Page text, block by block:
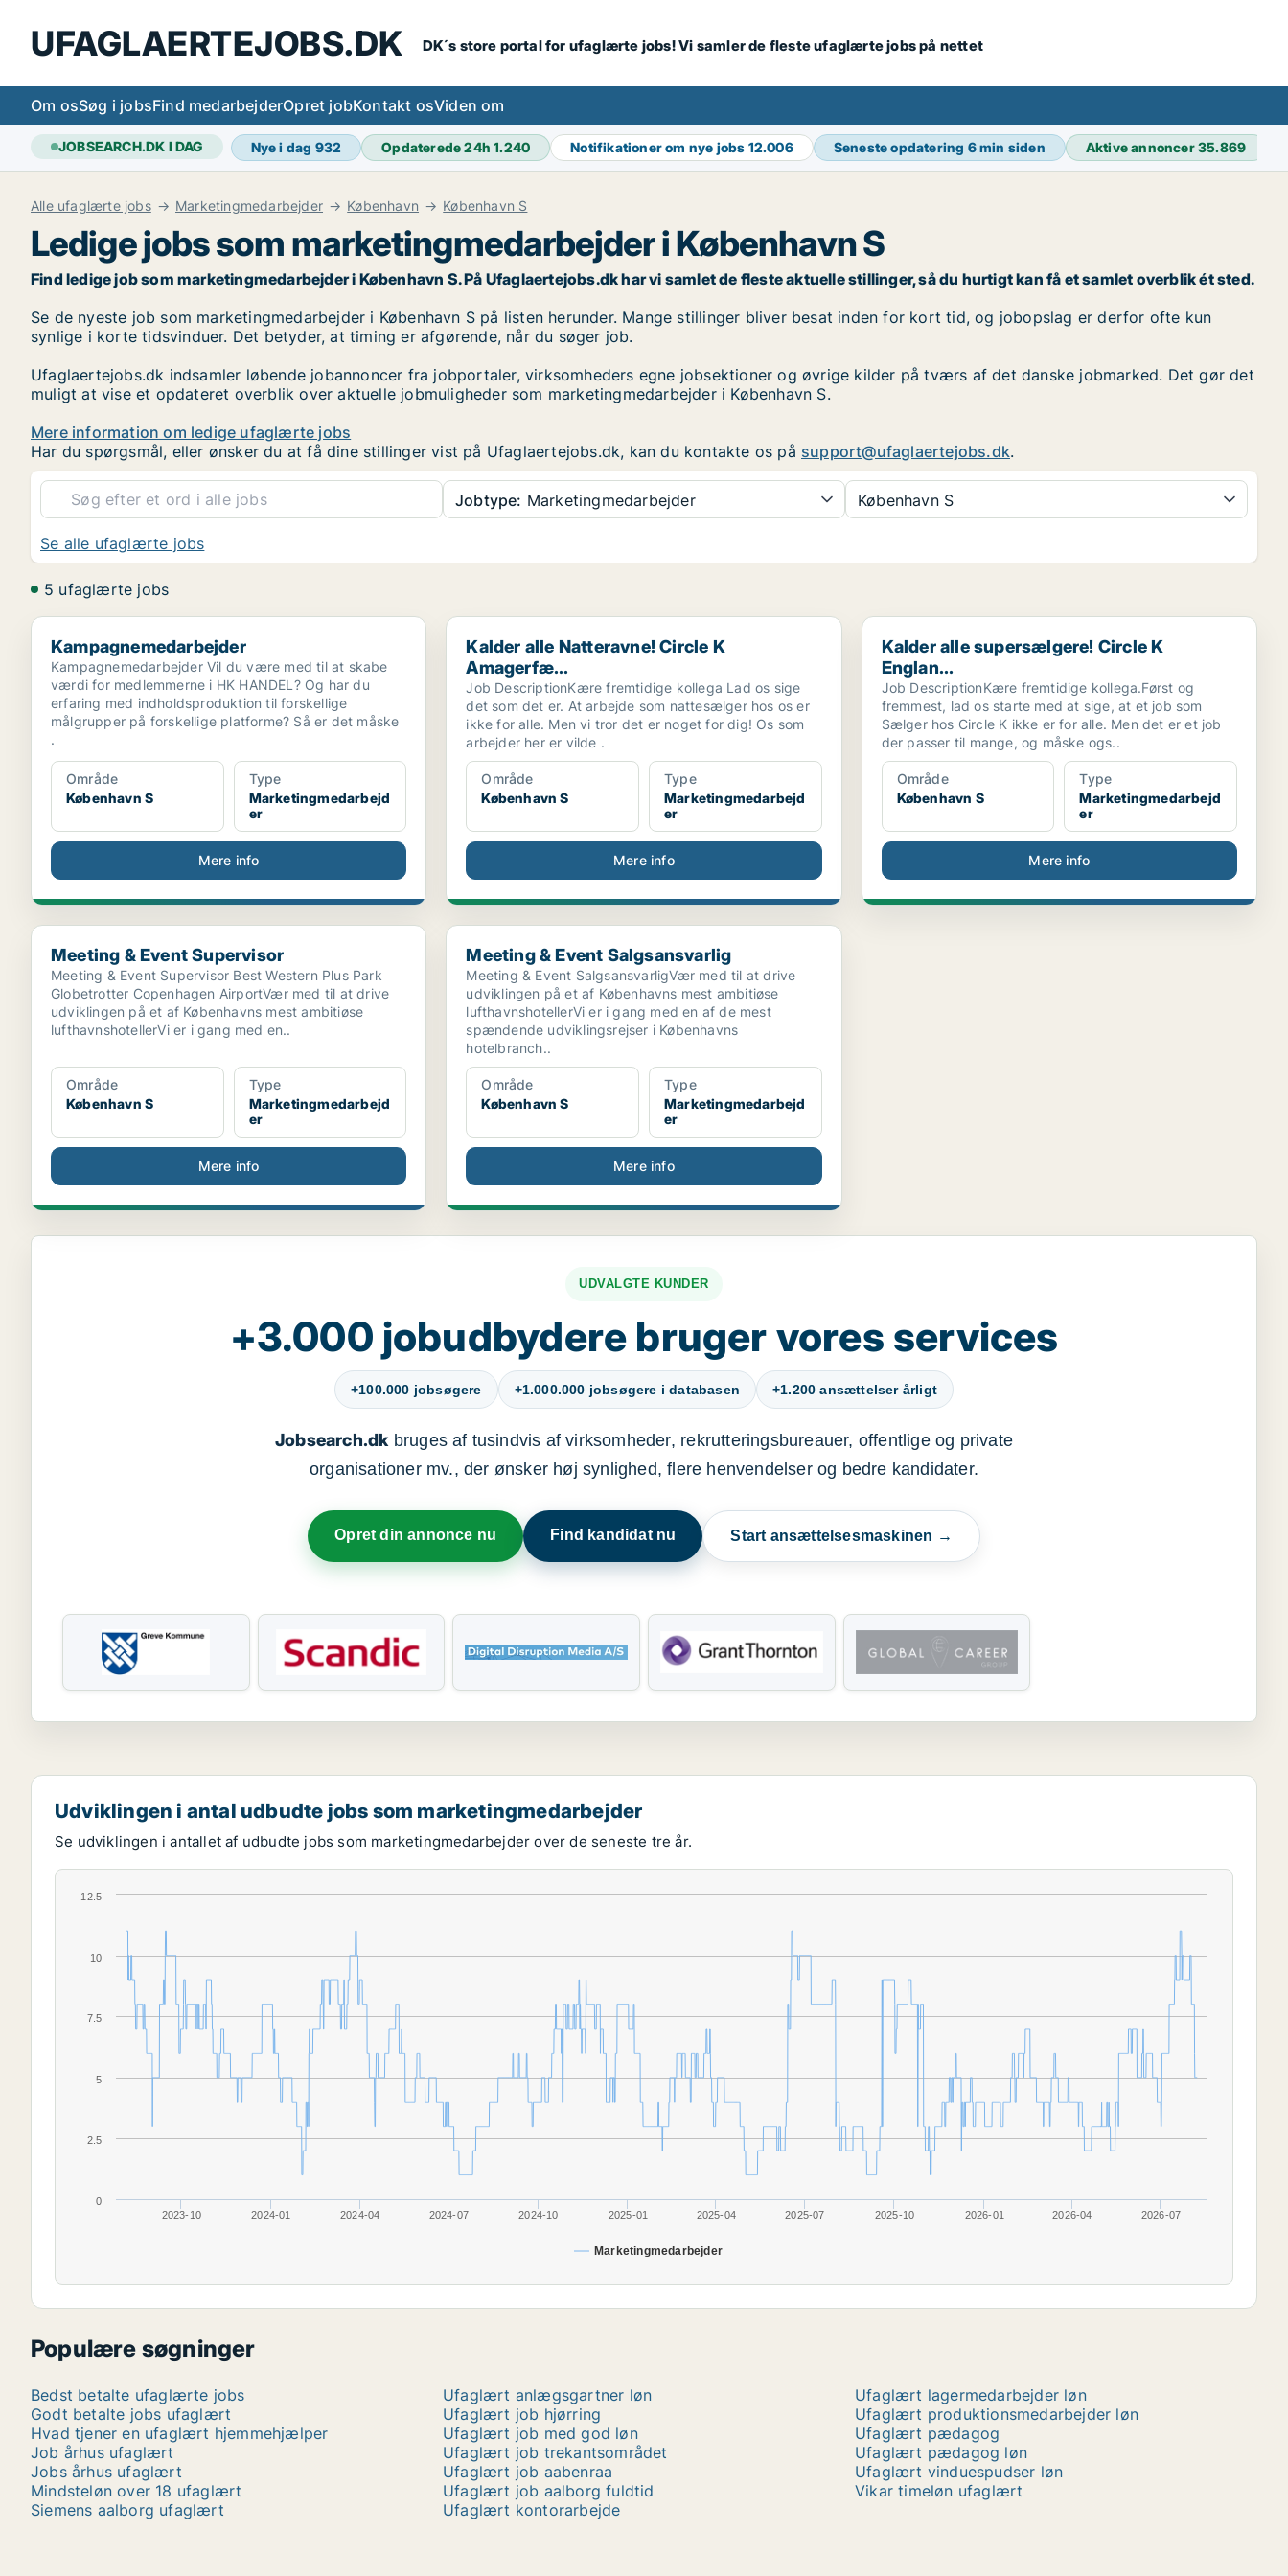
UFAGLAERTEJOBS.DK DK´s store portal for ufaglærte jobs! Vi samler de fleste ufaglærte jobs på nettet
Om osSøg i jobsFind medarbejderOpret jobKontakt osViden om
JOBSEARCH.DK I DAG Nye i dag 932 Opdaterede 24h1.240 Notifikationer om nye jobs 12.006 Seneste opdatering 6 min siden Aktive annoncer35.869
Alle ufaglærte jobs Marketingmedarbejder København København S
Ledige jobs som marketingmedarbejder i København S
Find ledige job som marketingmedarbejder i København S. På Ufaglaertejobs.dk har vi samlet de fleste aktuelle stillinger, så du hurtigt kan få et samlet overblik ét sted.
Se de nyeste job som marketingmedarbejder i København S på listen herunder. Mange stillinger bliver besat inden for kort tid, og jobopslag er derfor ofte kun
synlige i korte tidsvinduer. Det betyder, at timing er afgørende, når du søger job.
Ufaglaertejobs.dk indsamler løbende jobannoncer fra jobportaler, virksomheders egne jobsektioner og øvrige kilder på tværs af det danske jobmarked. Det gør det
muligt at vise et opdateret overblik over aktuelle jobmuligheder som marketingmedarbejder i København S.
Mere information om ledige ufaglærte jobs
Har du spørgsmål, eller ønsker du at få dine stillinger vist på Ufaglaertejobs.dk, kan du kontakte os på support@ufaglaertejobs.dk.
Jobtype: Marketingmedarbejder København S
Se alle ufaglærte jobs
5 ufaglærte jobs
Kampagnemedarbejder
Kampagnemedarbejder
Kampagnemedarbejder Vil du være med til at skabe
værdi for medlemmerne i HK HANDEL? Og har du
erfaring med indholdsproduktion til forskellige
målgrupper på forskellige platforme? Så er det måske
.
Område
København S
Type
Marketingmedarbejd
er
Mere info
Kalder alle Natteravne! Circle K Amagerfæ...
Kalder alle Natteravne! Circle K
Amagerfæ...
Job DescriptionKære fremtidige kollega Lad os sige
det som det er. At arbejde som nattesælger hos os er
ikke for alle. Men vi tror det er noget for dig! Os som
arbejder her er vilde .
Område
København S
Type
Marketingmedarbejd
er
Mere info
Kalder alle supersælgere! Circle K Englan...
Kalder alle supersælgere! Circle K
Englan...
Job DescriptionKære fremtidige kollega.Først og
fremmest, lad os starte med at sige, at et job som
Sælger hos Circle K ikke er for alle. Men det er et job
der passer til mange, og måske ogs..
Område
København S
Type
Marketingmedarbejd
er
Mere info
Meeting & Event Supervisor
Meeting & Event Supervisor
Meeting & Event Supervisor Best Western Plus Park
Globetrotter Copenhagen AirportVær med til at drive
udviklingen på et af Københavns mest ambitiøse
lufthavnshotellerVi er i gang med en..
Område
København S
Type
Marketingmedarbejd
er
Mere info
Meeting & Event Salgsansvarlig
Meeting & Event Salgsansvarlig
Meeting & Event SalgsansvarligVær med til at drive
udviklingen på et af Københavns mest ambitiøse
lufthavnshotellerVi er i gang med en af de mest
spændende udviklingsrejser i Københavns
hotelbranch..
Område
København S
Type
Marketingmedarbejd
er
Mere info
UDVALGTE KUNDER
+3.000 jobudbydere bruger vores services
+100.000 jobsøgere +1.000.000 jobsøgere i databasen +1.200 ansættelser årligt
Jobsearch.dkbruges af tusindvis af virksomheder, rekrutteringsbureauer, offentlige og private
organisationer mv., der ønsker høj synlighed, flere henvendelser og bedre kandidater.
Opret din annonce nu Find kandidat nu Start ansættelsesmaskinen →
Udviklingen i antal udbudte jobs som marketingmedarbejder
Se udviklingen i antallet af udbudte jobs som marketingmedarbejder over de seneste tre år.
Marketingmedarbejder
2023-10 2024-01 2024-04 2024-07 2024-10 2025-01 2025-04 2025-07 2025-10 2026-01 2026-04 2026-07
0
10
2.5
5
7.5
12.5
Populære søgninger
Bedst betalte ufaglærte jobs
Godt betalte jobs ufaglært
Hvad tjener en ufaglært hjemmehjælper
Job århus ufaglært
Jobs århus ufaglært
Mindsteløn over 18 ufaglært
Siemens aalborg ufaglært
Ufaglært anlægsgartner løn
Ufaglært job hjørring
Ufaglært job med god løn
Ufaglært job trekantsområdet
Ufaglært job aabenraa
Ufaglært job aalborg fuldtid
Ufaglært kontorarbejde
Ufaglært lagermedarbejder løn
Ufaglært produktionsmedarbejder løn
Ufaglært pædagog
Ufaglært pædagog løn
Ufaglært vinduespudser løn
Vikar timeløn ufaglært